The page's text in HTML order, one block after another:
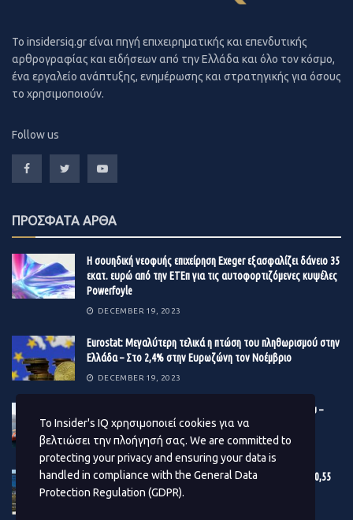
λόγω πανικού και τη συσσώρευση αποθεμάτων εν μέσω
Η Albertsons έχει τη στήριξη της Cerberus Capital
Management LP, μίας εταιρίας εξαγορών που ελέγχει ο
δισεκατομμυριούχος Stephen Feinberg. Η εισαγωγή θα
εταιρία.
Σύμφωνα με δηλώσεις εκπροσώπων της Albertsons, η
της Νέας Υόρκης με το σύμβολο “ACI”.
Βασικοί ασφαλιστές της IPO είναι οι BofA Securities,
Goldman Sachs, J.P. Morgan και Citigroup.
To insidersiq.gr είναι πηγή επιχειρηματικής και επενδυτικής
αρθρογραφίας και ειδήσεων από την Ελλάδα και όλο τον κόσμο,
ένα εργαλείο ανάπτυξης, ενημέρωσης και στρατηγικής για όσους
το χρησιμοποιούν.
Follow us
ΠΡΟΣΦΑΤΑ ΑΡΘΑ
Η σουηδική νεοφυής επιχείρηση Exeger εξασφαλίζει δάνειο 35
εκατ. ευρώ από την ΕΤΕπ για τις αυτοφορτιζόμενες κυψέλες
Powerfoyle
DECEMBER 19, 2023
Eurostat: Μεγαλύτερη τελικά η πτώση του πληθωρισμού στην
Ελλάδα – Στο 2,4% στην Ευρωζώνη τον Νοέμβριο
DECEMBER 19, 2023
Βonus 10 εκατ. ευρώ στους μετόχους της Γέφυρας Ρίου –
Αντιρρίου
DECEMBER 19, 2023
Εγκρίθηκε ο προϋπολογισμός του Δ. Αθηναίων – Στα 180,55
εκατ. ευρώ το επενδυτικό πρόγραμμα του 2024
Το Insider's IQ χρησιμοποιεί cookies για να
βελτιώσει την πλοήγησή σας. We are committed to
protecting your privacy and ensuring your data is
handled in compliance with the General Data
Protection Regulation (GDPR).